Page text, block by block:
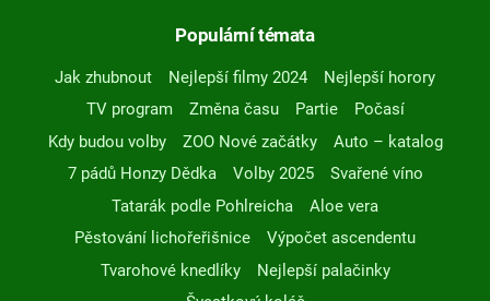
Populární témata
Jak zhubnout Nejlepší filmy 2024
Nejlepší horory
TV program
Změna času Partie
Počasí
Kdy budou volby
ZOO Nové začátky
Auto – katalog
7 pádů Honzy Dědka
Volby 2025
Svařené víno
Tatarák podle Pohlreicha
Aloe vera
Pěstování lichořeřišnice
Výpočet ascendentu
Tvarohové knedlíky
Nejlepší palačinky